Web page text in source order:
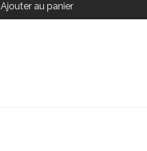
Ajouter au panier